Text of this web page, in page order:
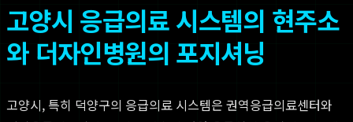
고양시 응급의료 시스템의 현주소
와 더자인병원의 포지셔닝
고양시, 특히 덕양구의 응급의료 시스템은 권역응급의료센터와